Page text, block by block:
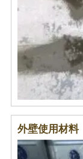
外壁使用材料